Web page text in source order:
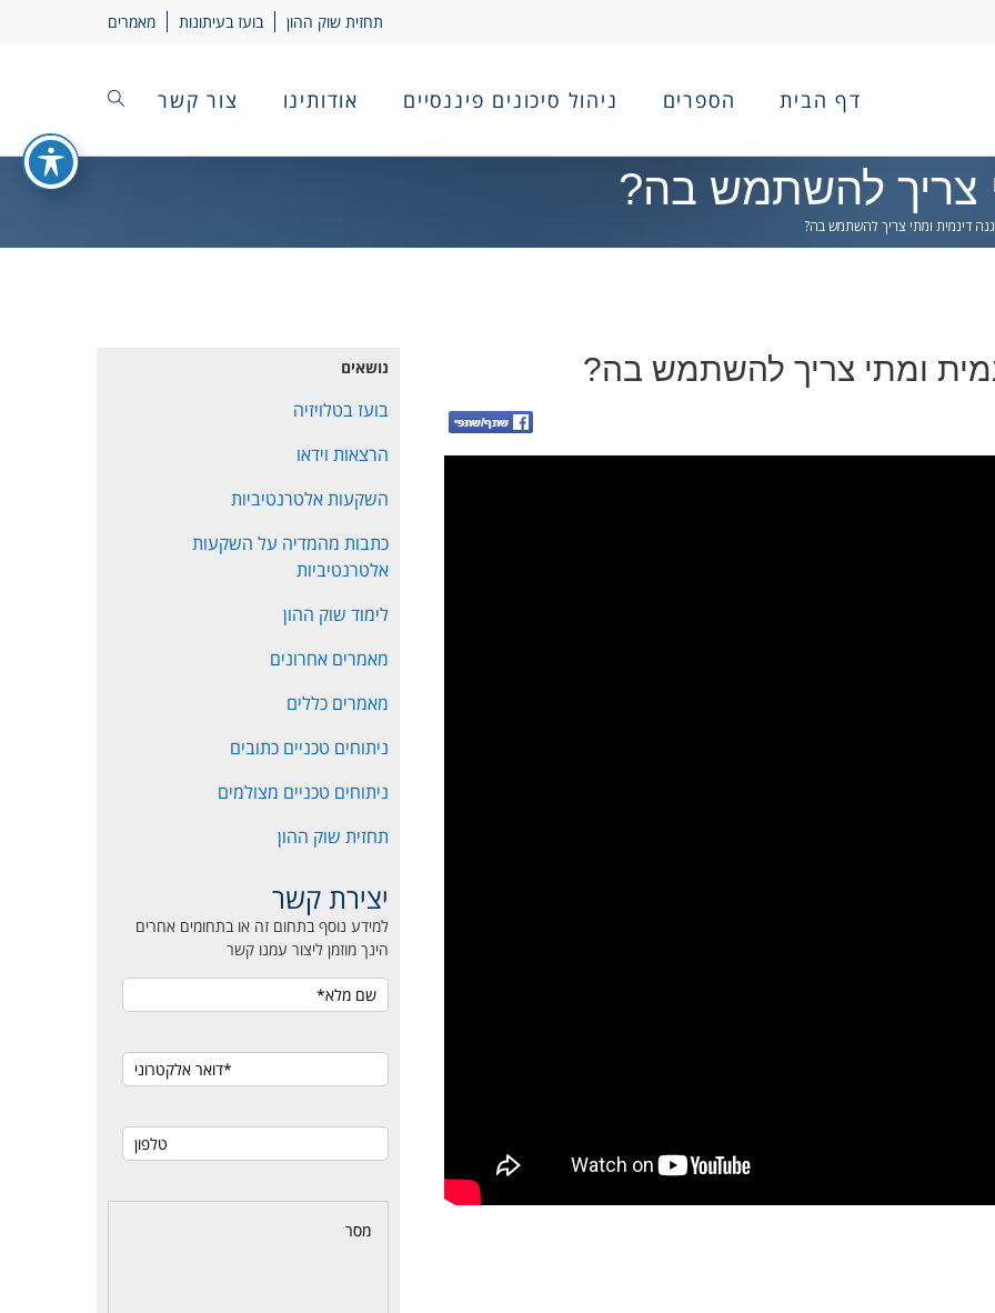
תחזית שוק ההון בועז בעיתונות מאמרים
דף הבית הספרים ניהול סיכונים פיננסיים אודותינו צור קשר
צריך להשתמש בה?
דינמית ומתי צריך להשתמש בה?
ומתי צריך להשתמש בה? נושאים
בועז בטלויזיה
הרצאות וידאו
השקעות אלטרנטיביות
כתבות מהמדיה על השקעות
אלטרנטיביות
לימוד שוק ההון
מאמרים אחרונים
מאמרים כללים
ניתוחים טכניים כתובים
ניתוחים טכניים מצולמים
תחזית שוק ההון
יצירת קשר
למידע נוסף בתחום זה או בתחומים אחרים
הינך מוזמן ליצור עמנו קשר